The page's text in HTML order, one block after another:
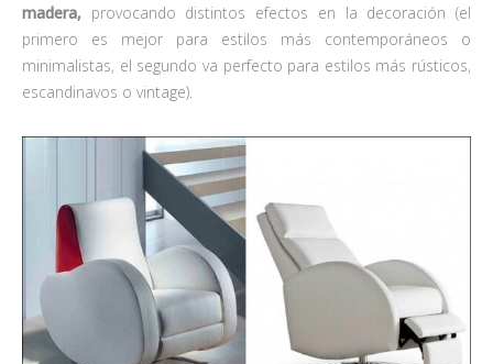
madera, provocando distintos efectos en la decoración (el
primero es mejor para estilos más contemporáneos o
minimalistas, el segundo va perfecto para estilos más rústicos,
escandinavos o vintage).